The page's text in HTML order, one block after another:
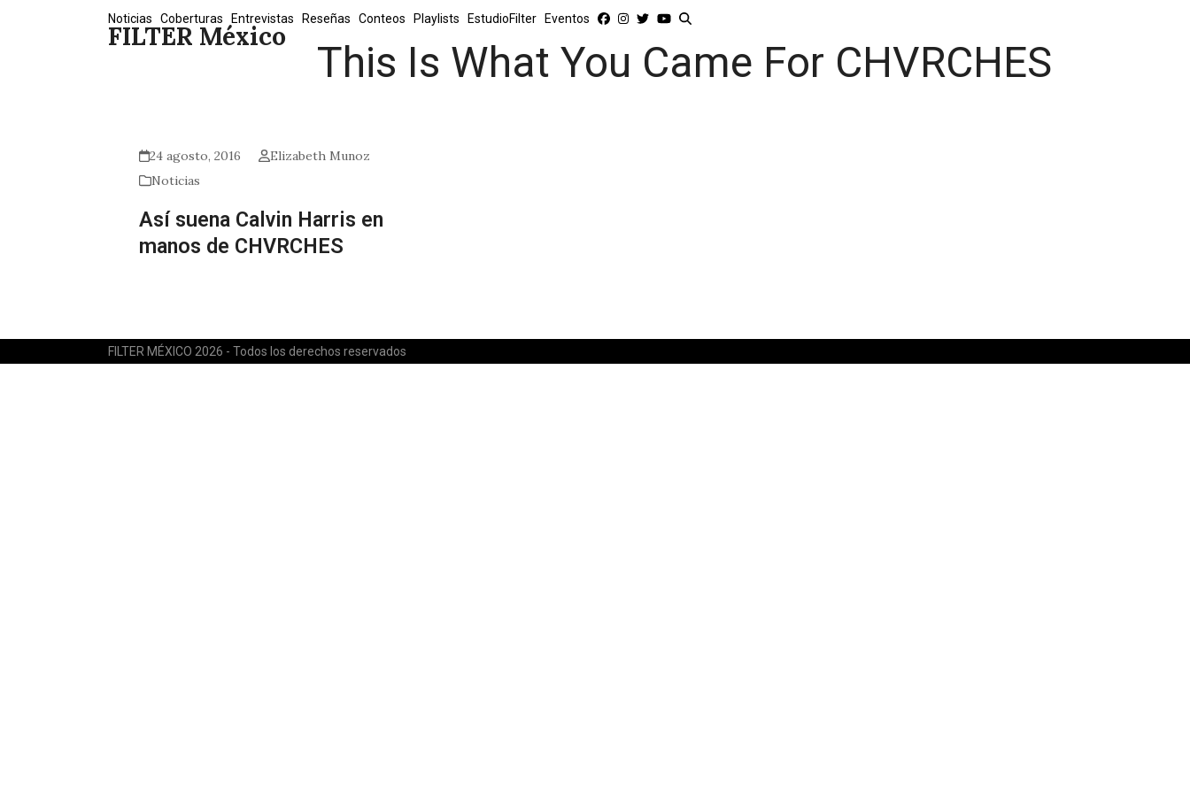
FILTER México
Noticias Coberturas Entrevistas Reseñas Conteos Playlists EstudioFilter Eventos
This Is What You Came For CHVRCHES
24 agosto, 2016
Elizabeth Munoz
Noticias
Así suena Calvin Harris en
manos de CHVRCHES
FILTER MÉXICO 2026 - Todos los derechos reservados